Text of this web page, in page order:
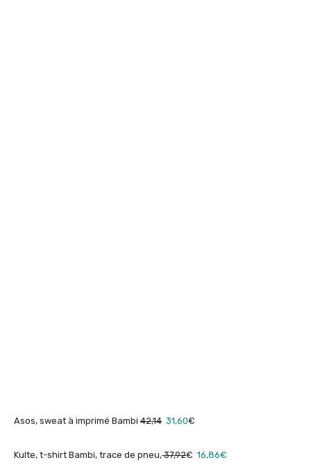
Asos, sweat à imprimé Bambi 42,14 31,60€
Kulte, t-shirt Bambi, trace de pneu,37,92€ 16,86€